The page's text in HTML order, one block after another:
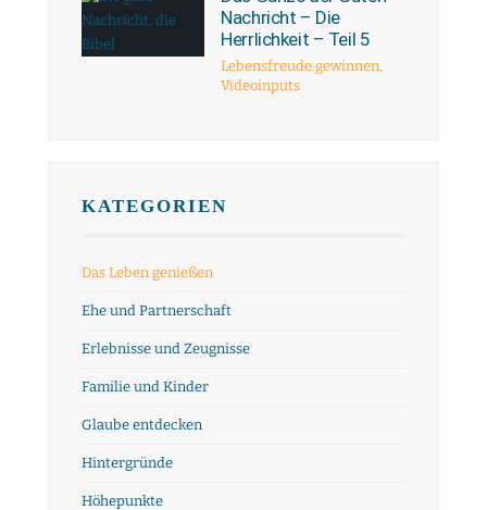
Nachricht – Die
Herrlichkeit – Teil 5
Lebensfreude gewinnen,
Videoinputs
KATEGORIEN
Das Leben genießen
Ehe und Partnerschaft
Erlebnisse und Zeugnisse
Familie und Kinder
Glaube entdecken
Hintergründe
Höhepunkte